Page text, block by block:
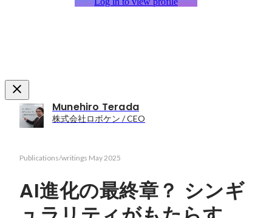
Munehiro Terada
株式会社ロボケン / CEO
Publications/writings May 2025
AI進化の最終章？ シンギ